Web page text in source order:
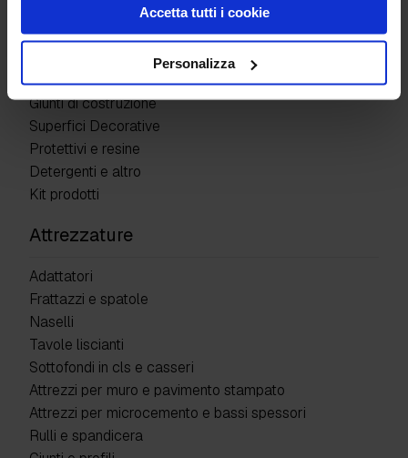
Accetta tutti i cookie
Personalizza
Prodotti
Pavimenti industriali
Giunti di costruzione
Superfici Decorative
Protettivi e resine
Detergenti e altro
Kit prodotti
Attrezzature
Adattatori
Frattazzi e spatole
Naselli
Tavole liscianti
Sottofondi in cls e casseri
Attrezzi per muro e pavimento stampato
Attrezzi per microcemento e bassi spessori
Rulli e spandicera